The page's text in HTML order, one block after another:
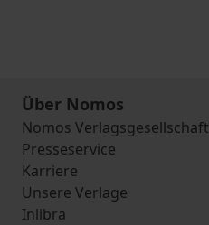
Über Nomos
Nomos Verlagsgesellschaft
Presseservice
Karriere
Unsere Verlage
Inlibra